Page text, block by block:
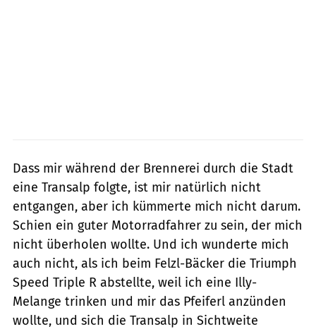
Dass mir während der Brennerei durch die Stadt
eine Transalp folgte, ist mir natürlich nicht
entgangen, aber ich kümmerte mich nicht darum.
Schien ein guter Motorradfahrer zu sein, der mich
nicht überholen wollte. Und ich wunderte mich
auch nicht, als ich beim Felzl-Bäcker die Triumph
Speed Triple R abstellte, weil ich eine Illy-
Melange trinken und mir das Pfeiferl anzünden
wollte, und sich die Transalp in Sichtweite